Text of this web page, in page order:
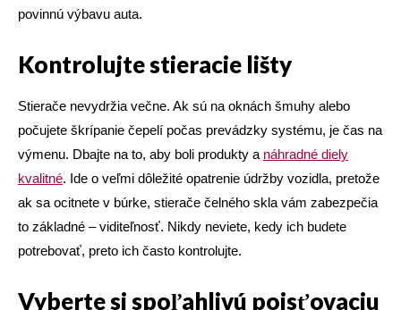
povinnú výbavu auta.
Kontrolujte stieracie lišty
Stierače nevydržia večne. Ak sú na oknách šmuhy alebo
počujete škrípanie čepelí počas prevádzky systému, je čas na
výmenu. Dbajte na to, aby boli produkty a náhradné diely
kvalitné. Ide o veľmi dôležité opatrenie údržby vozidla, pretože
ak sa ocitnete v búrke, stierače čelného skla vám zabezpečia
to základné – viditeľnosť. Nikdy neviete, kedy ich budete
potrebovať, preto ich často kontrolujte.
Vyberte si spoľahlivú poisťovaciu